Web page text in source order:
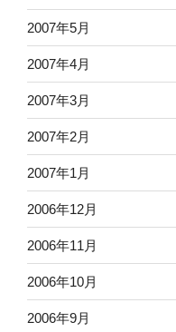
2007年5月
2007年4月
2007年3月
2007年2月
2007年1月
2006年12月
2006年11月
2006年10月
2006年9月